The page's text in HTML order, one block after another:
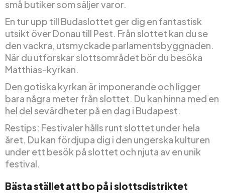
små butiker som säljer varor.
En tur upp till Budaslottet ger dig en fantastisk
utsikt över Donau till Pest. Från slottet kan du se
den vackra, utsmyckade parlamentsbyggnaden.
När du utforskar slottsområdet bör du besöka
Matthias-kyrkan.
Den gotiska kyrkan är imponerande och ligger
bara några meter från slottet. Du kan hinna med en
hel del sevärdheter på en dag i Budapest.
Restips: Festivaler hålls runt slottet under hela
året. Du kan fördjupa dig i den ungerska kulturen
under ett besök på slottet och njuta av en unik
festival.
Bästa stället att bo på i slottsdistriktet